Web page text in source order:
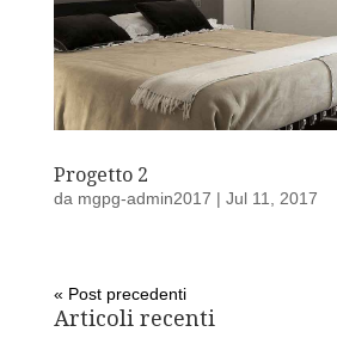
Progetto 2
da mgpg-admin2017 | Jul 11, 2017
« Post precedenti
Articoli recenti